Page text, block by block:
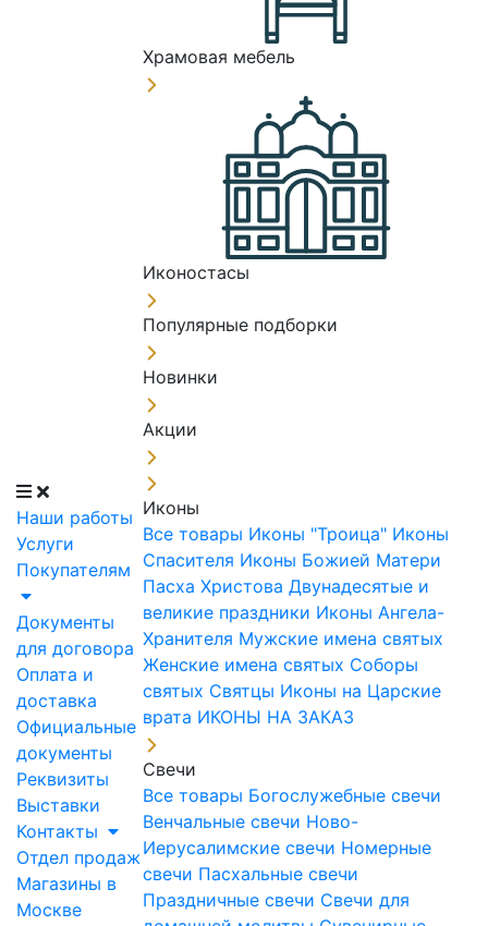
Наши работы
Услуги
Покупателям
Документы
для договора
Оплата и
доставка
Официальные
документы
Реквизиты
Выставки
Контакты
Отдел продаж
Магазины в
Москве
Храмовая мебель
Иконостасы
Популярные подборки
Новинки
Акции
Иконы
Все товары Иконы "Троица" Иконы
Спасителя Иконы Божией Матери
Пасха Христова Двунадесятые и
великие праздники Иконы Ангела-
Хранителя Мужские имена святых
Женские имена святых Соборы
святых Святцы Иконы на Царские
врата ИКОНЫ НА ЗАКАЗ
Свечи
Все товары Богослужебные свечи
Венчальные свечи Ново-
Иерусалимские свечи Номерные
свечи Пасхальные свечи
Праздничные свечи Свечи для